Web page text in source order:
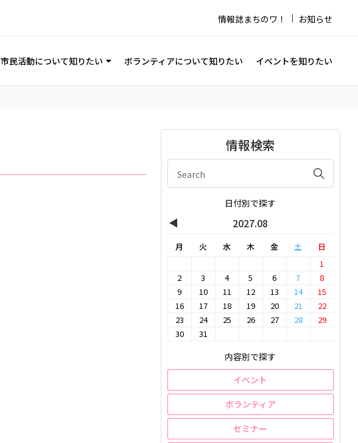
情報誌まちのワ！ お知らせ
市民活動について知りたい ボランティアについて知りたい イベントを知りたい
情報検索
日付別で探す
◀ 2027.08
月 火 水 木 金 土
日
1
2
3 4 5 6 7
8
9
10 11 12 13 14
15
16
17 18 19 20 21
22
23
24 25 26 27 28
29
30
31
内容別で探す
イベント
ボランティア
セミナー